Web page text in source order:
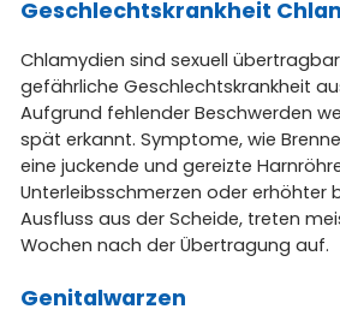
Geschlechtskrankheit
Chlamydien sind sexuell
gefährliche Geschlechtskrankheit
Aufgrund fehlender Beschwerden
spät erkannt. Symptome, wie
eine juckende und gereizte
Unterleibsschmerzen oder erhöhter
Ausfluss aus der Scheide, treten
Wochen nach der Übertragung auf.
Genitalwarzen